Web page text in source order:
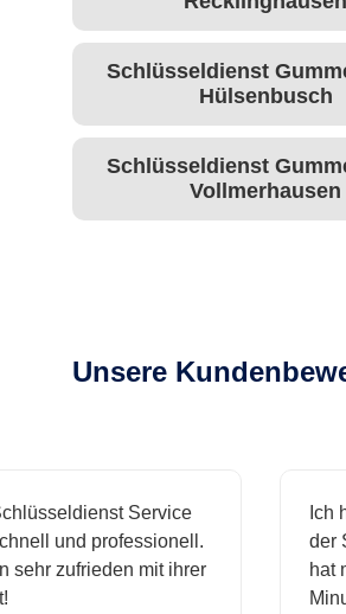
Schlüsseldienst
Hülsenbusch
Schlüsseldienst
Vollmerhausen
Unsere
Service
und professionell.
zufrieden mit ihrer
Ich
der
hat